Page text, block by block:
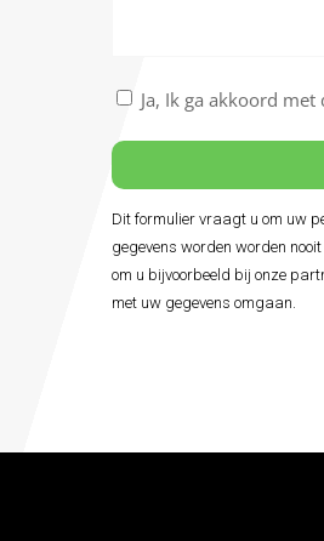
Akkoord
de
algemene
voorwaarden
Ja, Ik ga akkoord
Alternative:
Dit formulier vraagt u om uw
gegevens worden worden
om u bijvoorbeeld bij onze
met uw gegevens omgaan.